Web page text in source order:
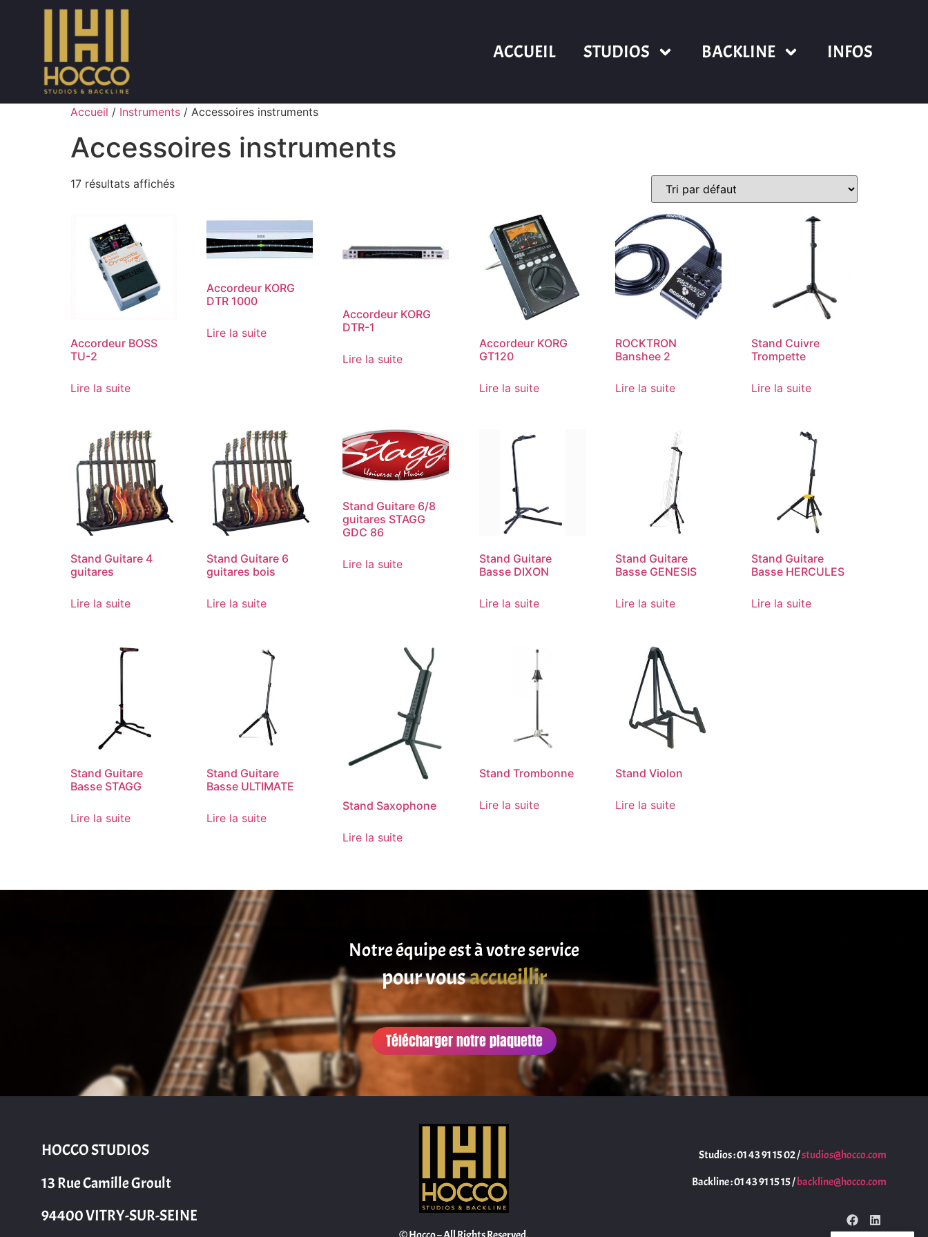
ACCUEIL STUDIOS BACKLINE INFOS
Accueil / Instruments / Accessoires instruments
Accessoires instruments
17 résultats affichés
Accordeur BOSS
TU-2
Lire la suite
Accordeur KORG
DTR 1000
Lire la suite
Accordeur KORG
DTR-1
Lire la suite
Accordeur KORG
GT120
Lire la suite
ROCKTRON
Banshee 2
Lire la suite
Stand Cuivre
Trompette
Lire la suite
Stand Guitare 4
guitares
Lire la suite
Stand Guitare 6
guitares bois
Lire la suite
Stand Guitare 6/8
guitares STAGG
GDC 86
Lire la suite
Stand Guitare
Basse DIXON
Lire la suite
Stand Guitare
Basse GENESIS
Lire la suite
Stand Guitare
Basse HERCULES
Lire la suite
Stand Guitare
Basse STAGG
Lire la suite
Stand Guitare
Basse ULTIMATE
Lire la suite
Stand Saxophone
Lire la suite
Stand Trombonne
Lire la suite
Stand Violon
Lire la suite
Notre équipe est à votre service
pour vous
accueillir
satisfaire
Télécharger notre plaquette
HOCCO STUDIOS
13 Rue Camille Groult
94400 VITRY-SUR-SEINE
Studios : 01 43 91 15 02 /studios@hocco.com
Backline : 01 43 91 15 15 /backline@hocco.com